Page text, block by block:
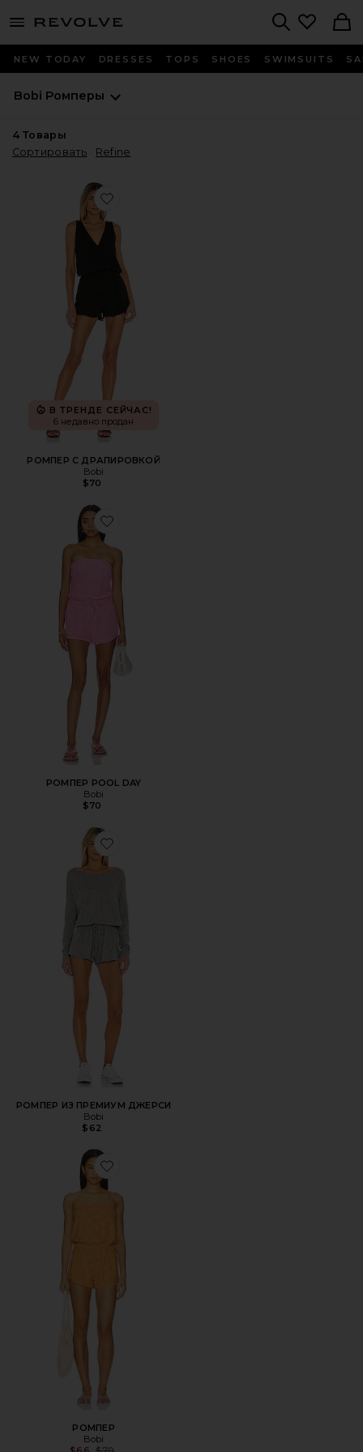
menu - shows more content
NEW TODAY DRESSES TOPS SHOES SWIMSUITS
Bobi Ромперы
4Товары
Сортировать
Refine
Favorite РОМПЕР С ДРАПИРОВКОЙ
В ТРЕНДЕ СЕЙЧАС!
6 недавно продан
РОМПЕР С ДРАПИРОВКОЙ
Bobi
$70
Favorite РОМПЕР POOL DAY
РОМПЕР POOL DAY
Bobi
$70
Favorite РОМПЕР ИЗ ПРЕМИУМ ДЖЕРСИ
РОМПЕР ИЗ ПРЕМИУМ ДЖЕРСИ
Bobi
$62
Favorite РОМПЕР
РОМПЕР
Bobi
Previous price: